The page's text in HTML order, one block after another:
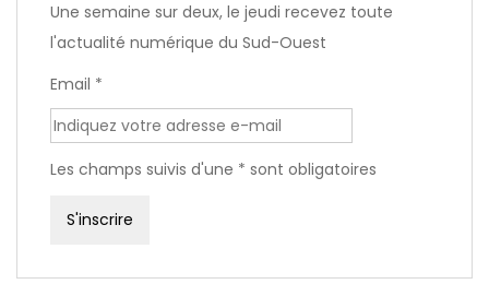
Une semaine sur deux, le jeudi recevez toute
l'actualité numérique du Sud-Ouest
Email *
Les champs suivis d'une * sont obligatoires